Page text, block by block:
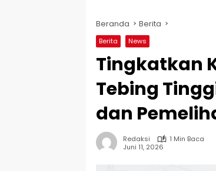
Beranda Berita
Berita News
Tingkatkan
Tebing
dan
Redaksi
1 Min Baca
Juni 11, 2026